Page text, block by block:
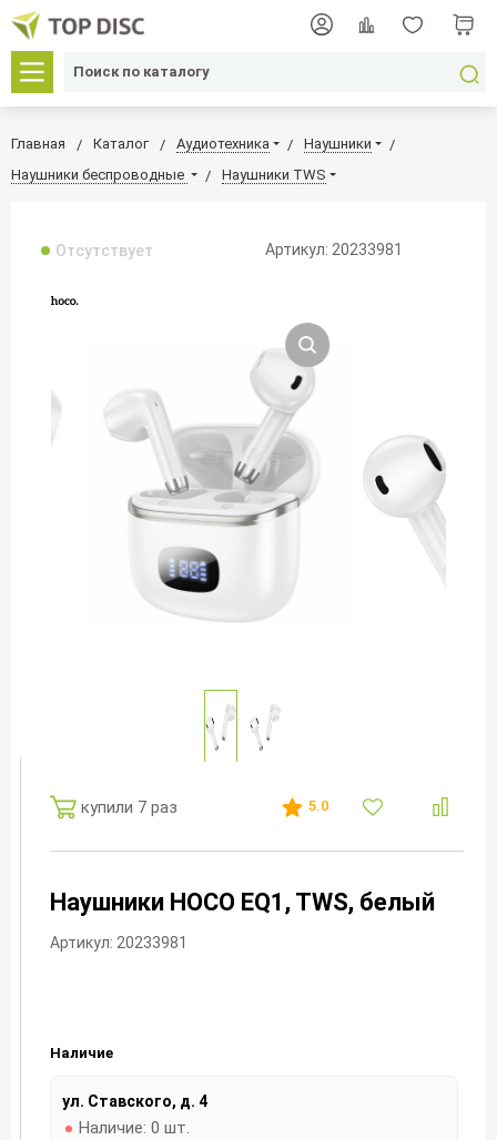
Главная Каталог Аудиотехника
Наушники
Наушники беспроводные
Наушники TWS
Отсутствует Артикул: 20233981
купили 7 раз 5.0
Наушники HOCO EQ1, TWS, белый
Артикул: 20233981
Наличие
ул. Ставского, д. 4
Наличие: 0 шт.